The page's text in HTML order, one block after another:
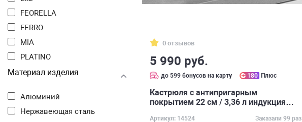
FEORELLA
FERRO
MIA
PLATINO
Материал изделия
Алюминий
Нержавеющая сталь
0 отзывов
5 990 руб.
до 599 бонусов на карту 180 Плюс
Кастрюля с антипригарным
покрытием 22 см / 3,36 л индукция
Артикул: 14524
Заказали 99 раз